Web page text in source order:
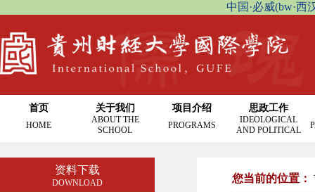
中国·必威(bw·西
首页
HOME
关于我们
ABOUT THE
SCHOOL
项目介绍
PROGRAMS
思政工作
IDEOLOGICAL
AND POLITICAL
资料下载
DOWNLOAD 您当前的位置：